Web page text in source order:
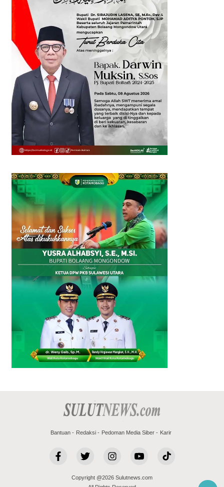
Bantuan Redaksi Pedoman Media Siber Karir
Copyright @2026 Sulutnews.com